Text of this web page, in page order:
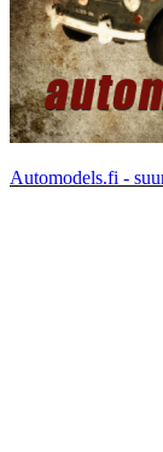
Automodels.fi -